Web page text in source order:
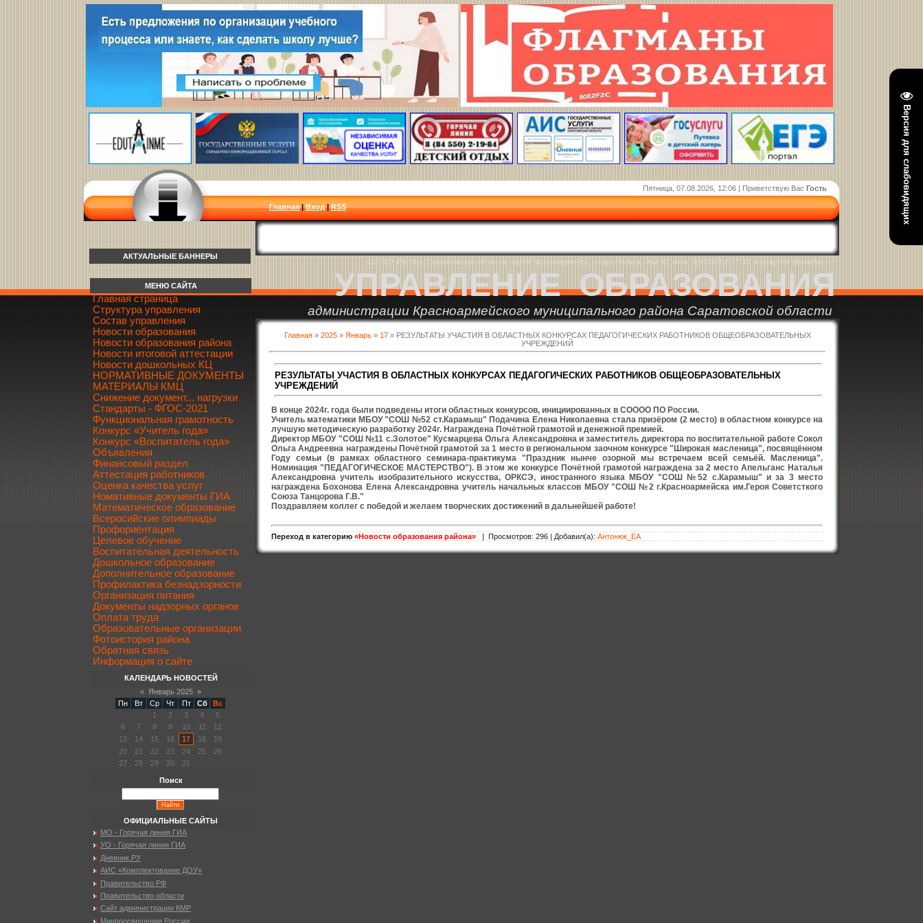
Версия для слабовидящих
Пятница, 07.08.2026, 12:06 | Приветствую Вас Гость
Главная |Вход|RSS
412 800, Россия, Саратовская область, город Красноармейск, улица Ленина, дом 62, тел. 8(84550) 2-17-33, krasuprobr@yandex.ru
УПРАВЛЕНИЕ ОБРАЗОВАНИЯ
администрации Красноармейского муниципального района Саратовской области
АКТУАЛЬНЫЕ БАННЕРЫ
Главная» 2025 » Январь » 17» РЕЗУЛЬТАТЫ УЧАСТИЯ В ОБЛАСТНЫХ КОНКУРСАХ ПЕДАГОГИЧЕСКИХ РАБОТНИКОВ ОБЩЕОБРАЗОВАТЕЛЬНЫХ
УЧРЕЖДЕНИЙ
РЕЗУЛЬТАТЫ УЧАСТИЯ В ОБЛАСТНЫХ КОНКУРСАХ ПЕДАГОГИЧЕСКИХ РАБОТНИКОВ ОБЩЕОБРАЗОВАТЕЛЬНЫХ
УЧРЕЖДЕНИЙ
В конце 2024г. года были подведены итоги областных конкурсов, инициированных в СОООО ПО России.
Учитель математики МБОУ "СОШ №52 ст.Карамыш" Подачина Елена Николаевна стала призёром (2 место) в областном конкурсе на
лучшую методическую разработку 2024г. Награждена Почётной грамотой и денежной премией.
Директор МБОУ "СОШ №11 с.Золотое" Кусмарцева Ольга Александровна и заместитель директора по воспитательной работе Сокол
Ольга Андреевна награждены Почётной грамотой за 1 место в региональном заочном конкурсе "Широкая масленица", посвящённом
Году семьи (в рамках областного семинара-практикума "Праздник нынче озорной мы встречаем всей семьёй. Масленица".
Номинация "ПЕДАГОГИЧЕСКОЕ МАСТЕРСТВО"). В этом же конкурсе Почётной грамотой награждена за 2 место Апельганс Наталья
Александровна учитель изобразительного искусства, ОРКСЭ, иностранного языка МБОУ "СОШ №52 с.Карамыш" и за 3 место
награждена Бохонова Елена Александровна учитель начальных классов МБОУ "СОШ №2 г.Красноармейска им.Героя Советсткого
Союза Танцорова Г.В."
Поздравляем коллег с победой и желаем творческих достижений в дальнейшей работе!
Переход в категорию «Новости образования района» | Просмотров: 296 | Добавил(а): Антонюк_ЕА
МЕНЮ САЙТА
Главная страница
Структура управления
Состав управления
Новости образования
Новости образования района
Новости итоговой аттестации
Новости дошкольных КЦ
НОРМАТИВНЫЕ ДОКУМЕНТЫ
МАТЕРИАЛЫ КМЦ
Снижение документ... нагрузки
Стандарты - ФГОС-2021
Функциональная грамотность
Конкурс «Учитель года»
Конкурс «Воспитатель года»
Объявления
Финансовый раздел
Аттестация работников
Оценка качества услуг
Номативные документы ГИА
Математическое образование
Всеросийские олимпиады
Профориентация
Целевое обучение
Воспитательная деятельность
Дошкольное образование
Дополнительное образование
Профилактика безнадзорности
Организация питания
Документы надзорных органов
Оплата труда
Образовательные организации
Фотоистория района
Обратная связь
Информация о сайте
КАЛЕНДАРЬ НОВОСТЕЙ
«
Январь 2025 »
Пн
Вт Ср Чт Пт Сб
Вс
1
2 3 4
5
6
7 8 9 10 11
12
13
14 15 16 17 18
19
20
21 22 23 24 25
26
27
28 29 30 31
Поиск
ОФИЦИАЛЬНЫЕ САЙТЫ
МО - Горячая линия ГИА
УО - Горячая линия ГИА
Дневник.РУ
АИС «Комплектование ДОУ»
Правительство РФ
Правительство области
Сайт администрации КМР
Минпросвещения России